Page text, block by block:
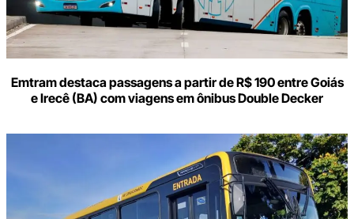
Emtram destaca passagens a partir de R$ 190 entre Goiás
e Irecê (BA) com viagens em ônibus Double Decker